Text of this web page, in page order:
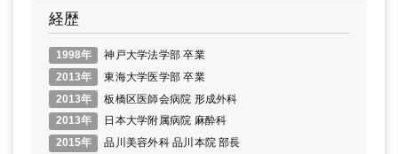
経歴
1998年
神戸大学法学部 卒業
2013年
東海大学医学部 卒業
2013年
板橋区医師会病院 形成外科
2013年
日本大学附属病院 麻酔科
2015年
品川美容外科 品川本院 部長